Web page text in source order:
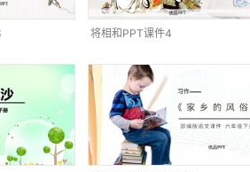
将相和PPT课件4